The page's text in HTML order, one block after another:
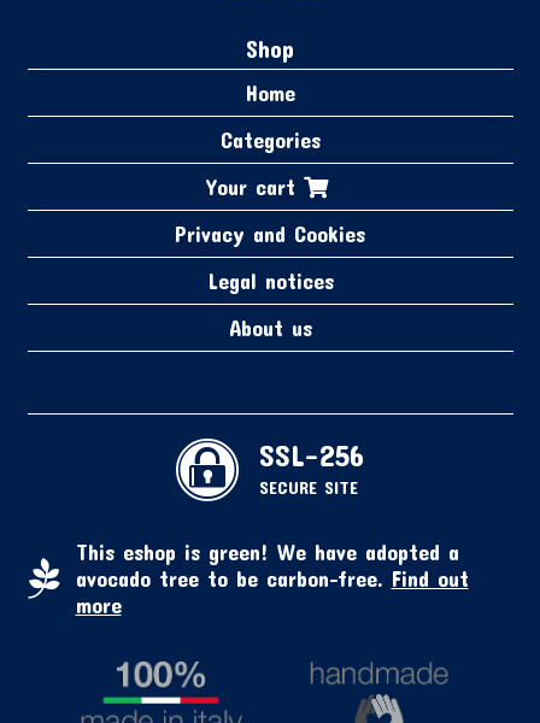
Shop
Home
Categories
Your cart
Privacy and Cookies
Legal notices
About us
SSL-256
SECURE SITE
This eshop is green! We have adopted a
avocado tree to be carbon-free. Find out
more